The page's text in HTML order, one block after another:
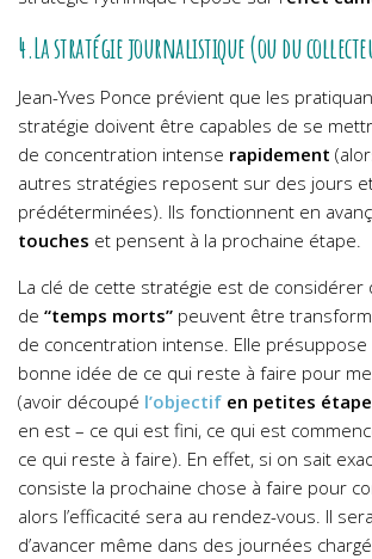
4.La stratégie journalistique (ou du
Jean-Yves Ponce prévient que les
stratégie doivent être capables de se
de concentration intense rapidement
autres stratégies reposent sur des jours
prédéterminées). Ils fonctionnent en
touches et pensent à la prochaine étape.
La clé de cette stratégie est de considérer
de “temps morts” peuvent être
de concentration intense. Elle présuppose
bonne idée de ce qui reste à faire pour
(avoir découpé l’objectif en petites
en est – ce qui est fini, ce qui est
ce qui reste à faire). En effet, si on sait
consiste la prochaine chose à faire pour
alors l’efficacité sera au rendez-vous. Il
d’avancer même dans des journées